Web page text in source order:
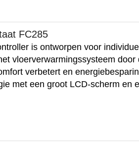
FC285
is ontworpen voor
vloerverwarmingssysteem
verbetert en
met een groot LCD-scherm en